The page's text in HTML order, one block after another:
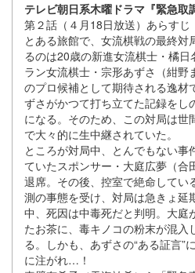
テレビ朝日系木曜ドラマ『緊急取
第２話（４月18日放送）あらすじ
とある旅館で、女流棋戦の最終対
るのは20歳の新進女流棋士・橘
ラン女流棋士・宗形あずさ（紺野
のプロ候補として期待される逸材
ずさがかつて打ち立てた記録をし
になる。そのため、この対局は世
で大々的に生中継されていた。
ところが対局中、とんでもない事
ていたスポンサー・大庭広夢（合
退席。その後、控室で絶命してい
測の事態を受け、対局は急きょ
中、死因は中毒死だと判明。大庭
たお茶に、毒キノコの粉末が混入
る。しかも、あずさの“ある証言”
に注がれ…！